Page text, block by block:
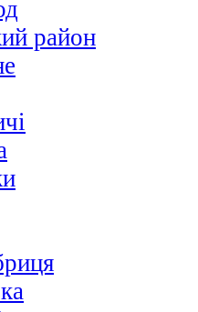
район